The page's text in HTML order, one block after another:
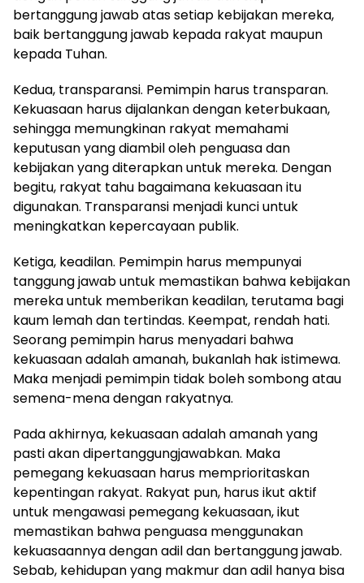
bertanggung jawab atas setiap kebijakan mereka,
baik bertanggung jawab kepada rakyat maupun
kepada Tuhan.
Kedua, transparansi. Pemimpin harus transparan.
Kekuasaan harus dijalankan dengan keterbukaan,
sehingga memungkinan rakyat memahami
keputusan yang diambil oleh penguasa dan
kebijakan yang diterapkan untuk mereka. Dengan
begitu, rakyat tahu bagaimana kekuasaan itu
digunakan. Transparansi menjadi kunci untuk
meningkatkan kepercayaan publik.
Ketiga, keadilan. Pemimpin harus mempunyai
tanggung jawab untuk memastikan bahwa kebijakan
mereka untuk memberikan keadilan, terutama bagi
kaum lemah dan tertindas. Keempat, rendah hati.
Seorang pemimpin harus menyadari bahwa
kekuasaan adalah amanah, bukanlah hak istimewa.
Maka menjadi pemimpin tidak boleh sombong atau
semena-mena dengan rakyatnya.
Pada akhirnya, kekuasaan adalah amanah yang
pasti akan dipertanggungjawabkan. Maka
pemegang kekuasaan harus memprioritaskan
kepentingan rakyat. Rakyat pun, harus ikut aktif
untuk mengawasi pemegang kekuasaan, ikut
memastikan bahwa penguasa menggunakan
kekuasaannya dengan adil dan bertanggung jawab.
Sebab, kehidupan yang makmur dan adil hanya bisa